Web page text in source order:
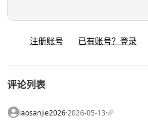
注册账号 已有账号？登录
评论列表
laosanjie2026·2026-05-13·